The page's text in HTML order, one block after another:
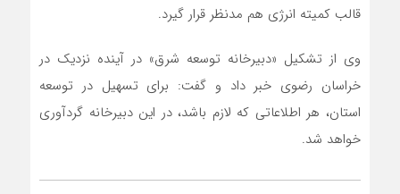
قالب کمیته انرژی هم مدنظر قرار گیرد.
وی از تشکیل «دبیرخانه توسعه شرق» در آینده نزدیک در
خراسان رضوی خبر داد و گفت: برای تسهیل در توسعه
استان، هر اطلاعاتی که لازم باشد، در این دبیرخانه گردآوری
خواهد شد.